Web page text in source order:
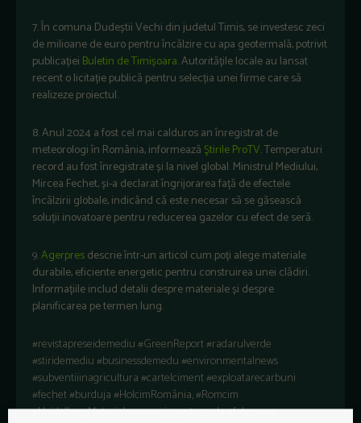
7. În comuna Dudeștii Vechi din judetul Timis, se investesc zeci
de milioane de euro pentru încălzire cu apa geotermală, potrivit
publicației Buletin de Timișoara.Autoritățile locale au lansat
recent o licitație publică pentru selecția unei firme care să
realizeze proiectul.
8. Anul 2024 a fost cel mai calduros an înregistrat de
meteorologi în România, informeazăŞtirile ProTV. Temperaturi
record au fost înregistrate și la nivel global. Ministrul Mediului,
Mircea Fechet, și-a declarat îngrijorarea față de efectele
încălzirii globale, indicând că este necesar să se găsească
soluții inovatoare pentru reducerea gazelor cu efect de seră.
9.Agerpresdescrie într-un articol cum poți alege materiale
durabile, eficiente energetic pentru construirea unei clădiri.
Informațiile includ detalii despre materiale și despre
planificarea pe termen lung.
#revistapreseidemediu #GreenReport #radarulverde
#stiridemediu #businessdemedu #environmentalnews
#subventiiinagricultura #cartelciment #exploatarecarbuni
#fechet #burduja #HolcimRomânia, #Romcim
#HeidelbergMaterials #energiegeotermala #fakenews